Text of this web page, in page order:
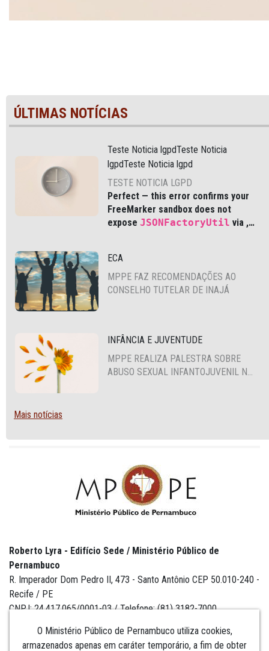
ÚLTIMAS NOTÍCIAS
Teste Noticia lgpdTeste Noticia
lgpdTeste Noticia lgpd
TESTE NOTICIA LGPD
Perfect — this error confirms your
FreeMarker sandbox does not
exposeJSONFactoryUtil via ,
ECA
MPPE FAZ RECOMENDAÇÕES AO
CONSELHO TUTELAR DE INAJÁ
INFÂNCIA E JUVENTUDE
MPPE REALIZA PALESTRA SOBRE
ABUSO SEXUAL INFANTOJUVENIL NO
Mais notícias
O Ministério Público de Pernambuco utiliza cookies,
armazenados apenas em caráter temporário, a fim de obter
Roberto Lyra - Edifício Sede / Ministério Público de
Pernambuco
R. Imperador Dom Pedro II, 473 - Santo Antônio CEP 50.010-240 -
Recife / PE
CNPJ: 24.417.065/0001-03 / Telefone: (81) 3182-7000